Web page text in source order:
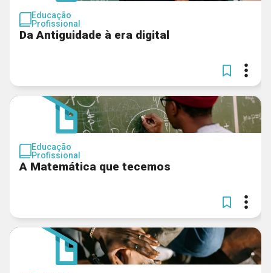
Educação
Profissional
Da Antiguidade à era digital
Educação
Profissional
A Matemática que tecemos